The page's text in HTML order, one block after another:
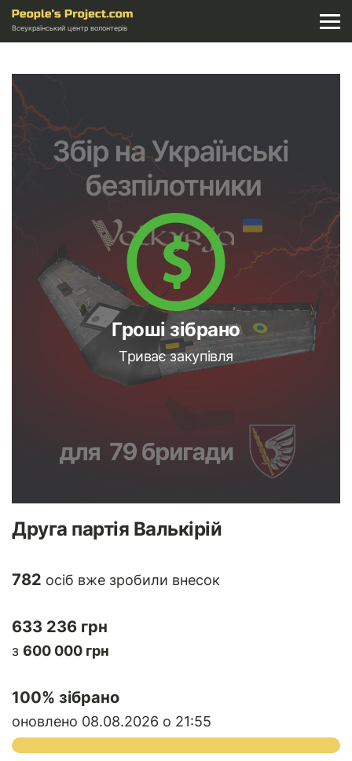
Всеукраїнський центр волонтерів
Гроші зібрано
Триває закупівля
Друга партія Валькірій
782 осіб вже зробили внесок
633 236 грн
з 600 000 грн
100% зібрано
оновлено 08.08.2026 о 21:55